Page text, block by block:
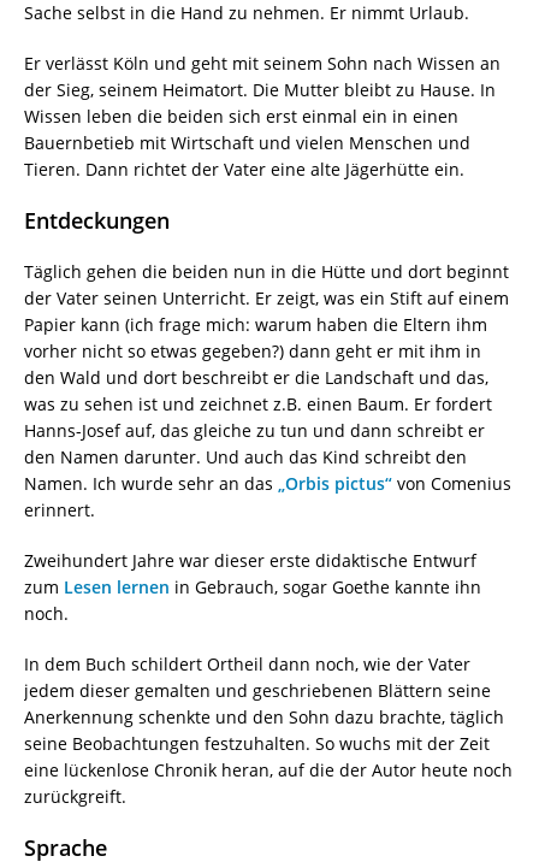
Sache selbst in die Hand zu nehmen. Er nimmt Urlaub.
Er verlässt Köln und geht mit seinem Sohn nach Wissen an
der Sieg, seinem Heimatort. Die Mutter bleibt zu Hause. In
Wissen leben die beiden sich erst einmal ein in einen
Bauernbetieb mit Wirtschaft und vielen Menschen und
Tieren. Dann richtet der Vater eine alte Jägerhütte ein.
Entdeckungen
Täglich gehen die beiden nun in die Hütte und dort beginnt
der Vater seinen Unterricht. Er zeigt, was ein Stift auf einem
Papier kann (ich frage mich: warum haben die Eltern ihm
vorher nicht so etwas gegeben?) dann geht er mit ihm in
den Wald und dort beschreibt er die Landschaft und das,
was zu sehen ist und zeichnet z.B. einen Baum. Er fordert
Hanns-Josef auf, das gleiche zu tun und dann schreibt er
den Namen darunter. Und auch das Kind schreibt den
Namen. Ich wurde sehr an das „Orbis pictus“ von Comenius
erinnert.
Zweihundert Jahre war dieser erste didaktische Entwurf
zum Lesen lernen in Gebrauch, sogar Goethe kannte ihn
noch.
In dem Buch schildert Ortheil dann noch, wie der Vater
jedem dieser gemalten und geschriebenen Blättern seine
Anerkennung schenkte und den Sohn dazu brachte, täglich
seine Beobachtungen festzuhalten. So wuchs mit der Zeit
eine lückenlose Chronik heran, auf die der Autor heute noch
zurückgreift.
Sprache